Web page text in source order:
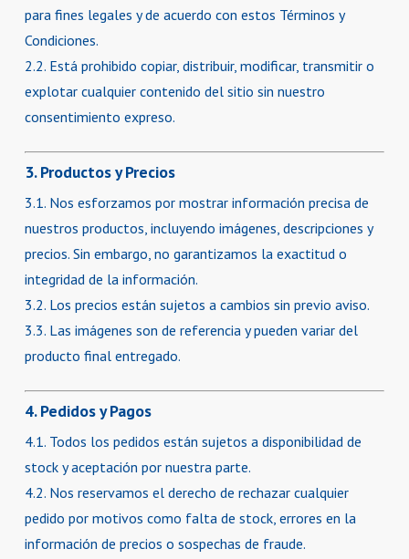
para fines legales y de acuerdo con estos Términos y
Condiciones.
2.2. Está prohibido copiar, distribuir, modificar, transmitir o
explotar cualquier contenido del sitio sin nuestro
consentimiento expreso.
3. Productos y Precios
3.1. Nos esforzamos por mostrar información precisa de
nuestros productos, incluyendo imágenes, descripciones y
precios. Sin embargo, no garantizamos la exactitud o
integridad de la información.
3.2. Los precios están sujetos a cambios sin previo aviso.
3.3. Las imágenes son de referencia y pueden variar del
producto final entregado.
4. Pedidos y Pagos
4.1. Todos los pedidos están sujetos a disponibilidad de
stock y aceptación por nuestra parte.
4.2. Nos reservamos el derecho de rechazar cualquier
pedido por motivos como falta de stock, errores en la
información de precios o sospechas de fraude.